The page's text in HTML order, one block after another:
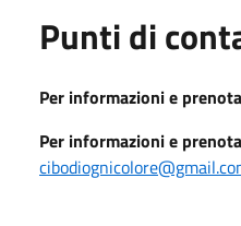
Punti di
Per informazioni e
Per informazioni e